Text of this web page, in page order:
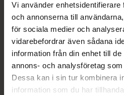
Vi använder
och annonserna till
för sociala medier och
vidarebefordrar även sådana
information från din enhet till
annons- och analysföretag
Dessa kan i sin tur kombinera
information som du har
Beskrivning
Läs alltid
användning.
EAN:
07046261010214